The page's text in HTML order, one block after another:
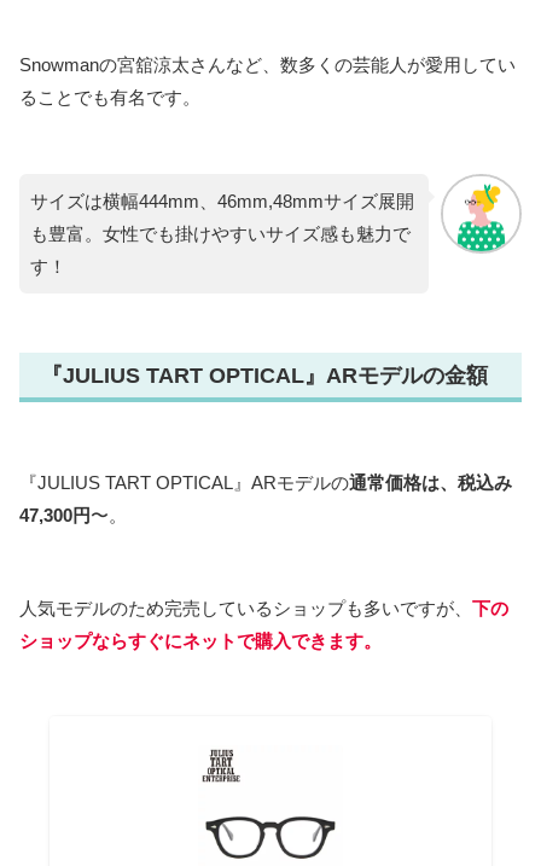
Snowmanの宮舘涼太さんなど、数多くの芸能人が愛用してい
ることでも有名です。
サイズは横幅444mm、46mm,48mmサイズ展開
も豊富。女性でも掛けやすいサイズ感も魅力で
す！
『JULIUS TART OPTICAL』ARモデルの金額
『JULIUS TART OPTICAL』ARモデルの通常価格は、税込み
47,300円〜。
人気モデルのため完売しているショップも多いですが、 下の
ショップならすぐにネットで購入できます。